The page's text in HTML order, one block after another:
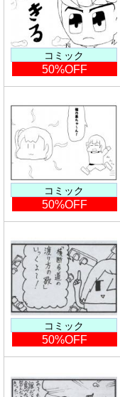
コミック
50%OFF
コミック
50%OFF
コミック
50%OFF